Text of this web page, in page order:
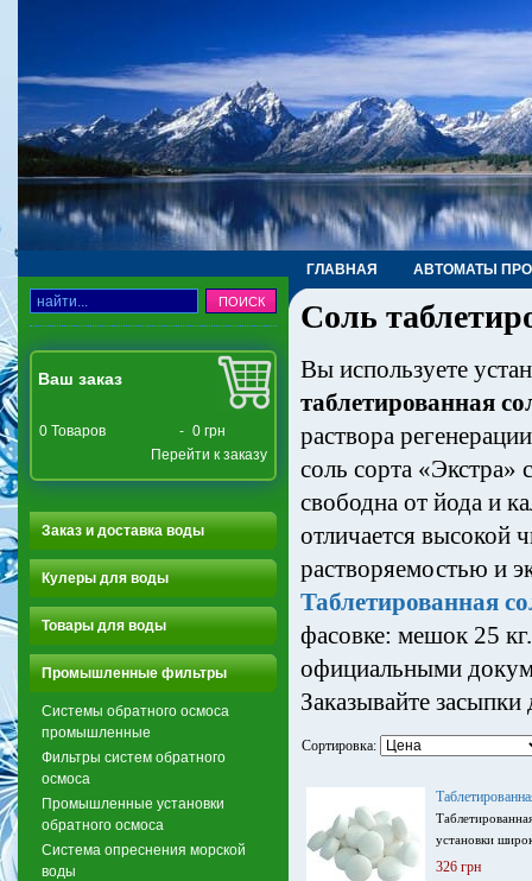
ГЛАВНАЯ АВТОМАТЫ
ТРУБЫ, ФИТИНГИ, КРАНЫ
Ваш заказ
0 Товаров - 0 грн
Перейти к заказу
Заказ и доставка воды
Кулеры для воды
Товары для воды
Промышленные фильтры
Системы обратного осмоса
промышленные
Фильтры систем обратного
осмоса
Промышленные установки
обратного осмоса
Система опреснения морской
воды
Соль
Вы используете
таблетированная
раствора
соль сорта «Экстра»
свободна от йода и
отличается высокой
растворяемостью и
Таблетированная
фасовке: мешок 25
официальными
Заказывайте
Сортировка:
установки
326 грн